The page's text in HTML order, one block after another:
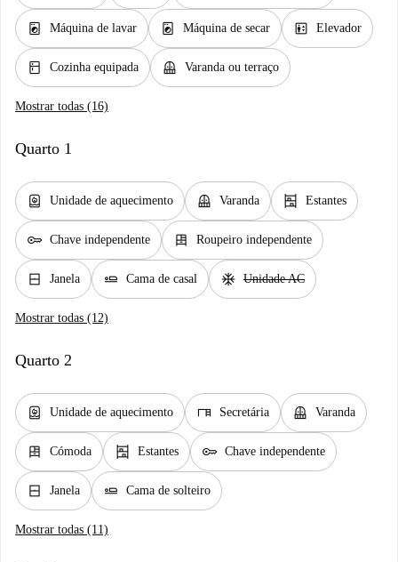
local_laundry_service Máquina de lavar local_laundry_service Máquina de secar elevator Elevador
kitchen Cozinha equipada balcony Varanda ou terraço
Mostrar todas (16)
Quarto 1
water_heater Unidade de aquecimento balcony Varanda shelves Estantes
key Chave independente dresser Roupeiro independente
window_closed Janela airline_seat_flat Cama de casal ac_unit Unidade AC
Mostrar todas (12)
Quarto 2
water_heater Unidade de aquecimento desk Secretária balcony Varanda
dresser Cómoda shelves Estantes key Chave independente
window_closed Janela airline_seat_flat Cama de solteiro
Mostrar todas (11)